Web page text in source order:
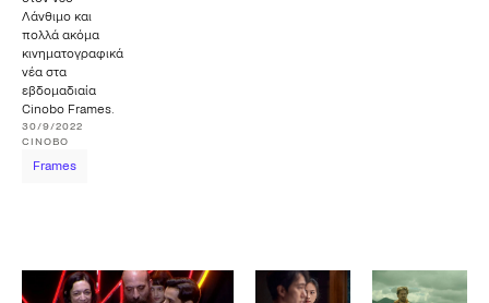
Λάνθιμο και
πολλά ακόμα
κινηματογραφικά
νέα στα
εβδομαδιαία
Cinobo Frames.
30/9/2022
CINOBO
Frames